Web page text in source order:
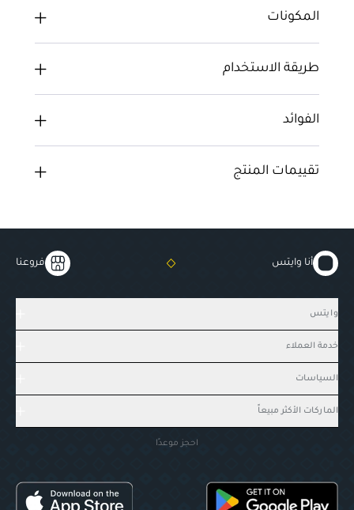
المكونات
طريقة الاستخدام
الفوائد
تقييمات المنتج
أنا وايتس فروعنا
وايتس
خدمة العملاء
السياسات
الماركات الأكثر مبيعاً
احجز موعدًا